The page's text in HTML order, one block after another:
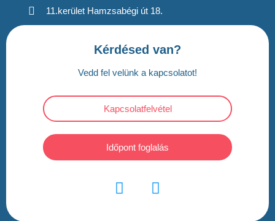
11.kerület Hamzsabégi út 18.
Kérdésed van?
Vedd fel velünk a kapcsolatot!
Kapcsolatfelvétel
Időpont foglalás